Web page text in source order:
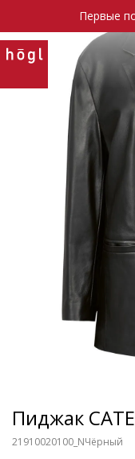
Первые
Пиджак CATE
21910020100_NЧёрный